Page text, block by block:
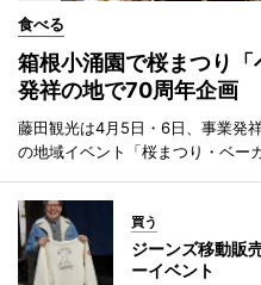
食べる
箱根小涌園で桜まつり
発祥の地で70周年企画
藤田観光は4月5日・6日、事業発
の地域イベント「桜まつり・ベー
買う
ジーンズ移動販
ーイベント